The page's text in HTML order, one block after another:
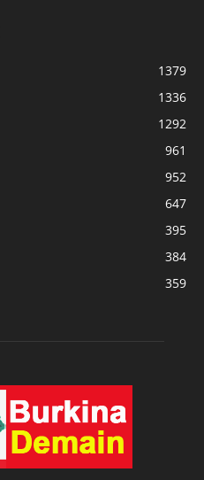
1379
1336
1292
961
952
647
395
384
359